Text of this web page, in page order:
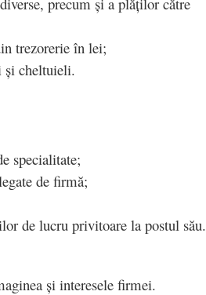
trezorerie în lei;
și cheltuieli.
specialitate;
de firmă;
de lucru privitoare la postul său.
și interesele firmei.